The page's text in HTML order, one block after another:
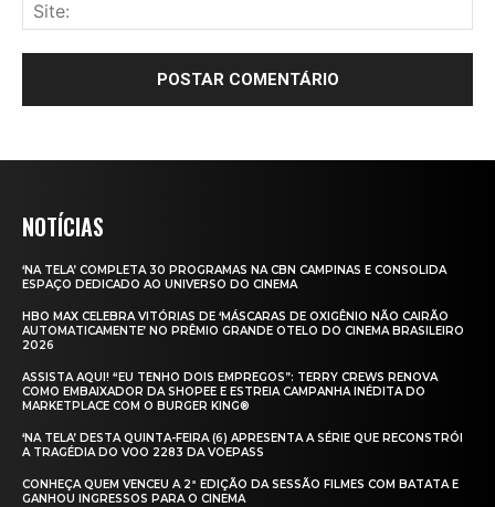
NOTÍCIAS
‘NA TELA’ COMPLETA 30 PROGRAMAS NA CBN CAMPINAS E CONSOLIDA
ESPAÇO DEDICADO AO UNIVERSO DO CINEMA
HBO MAX CELEBRA VITÓRIAS DE ‘MÁSCARAS DE OXIGÊNIO NÃO CAIRÃO
AUTOMATICAMENTE’ NO PRÊMIO GRANDE OTELO DO CINEMA BRASILEIRO
2026
ASSISTA AQUI! “EU TENHO DOIS EMPREGOS”: TERRY CREWS RENOVA
COMO EMBAIXADOR DA SHOPEE E ESTREIA CAMPANHA INÉDITA DO
MARKETPLACE COM O BURGER KING®
‘NA TELA’ DESTA QUINTA-FEIRA (6) APRESENTA A SÉRIE QUE RECONSTRÓI
A TRAGÉDIA DO VOO 2283 DA VOEPASS
CONHEÇA QUEM VENCEU A 2ª EDIÇÃO DA SESSÃO FILMES COM BATATA E
GANHOU INGRESSOS PARA O CINEMA